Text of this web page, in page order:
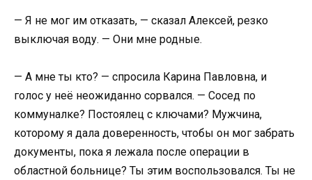
— Я не мог им отказать, — сказал Алексей, резко
выключая воду. — Они мне родные.
— А мне ты кто? — спросила Карина Павловна, и
голос у неё неожиданно сорвался. — Сосед по
коммуналке? Постоялец с ключами? Мужчина,
которому я дала доверенность, чтобы он мог забрать
документы, пока я лежала после операции в
областной больнице? Ты этим воспользовался. Ты не